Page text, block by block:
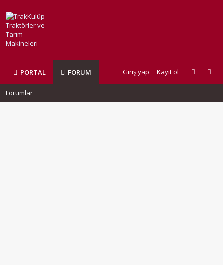
PORTAL FORUM Giriş yap Kayıt ol
Forumlar